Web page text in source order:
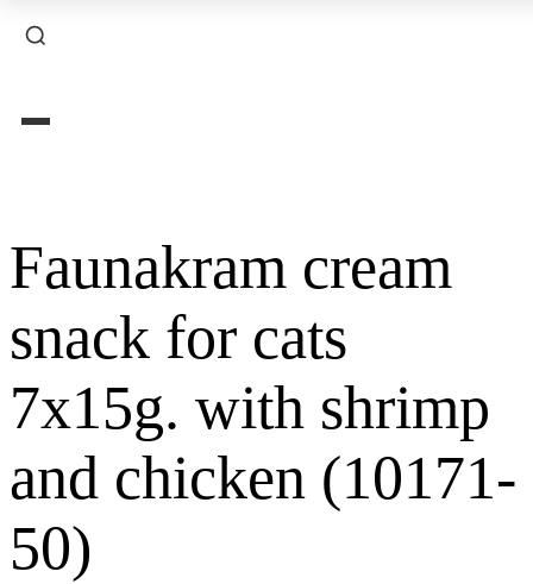
Faunakram cream
snack for cats
7x15g. with shrimp
and chicken (10171-
50)